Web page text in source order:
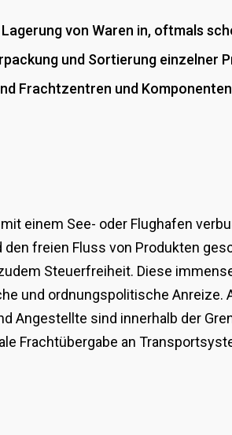
von Waren in, oftmals
und Sortierung einzelner
Frachtzentren und
einem See- oder Flughafen
freien Fluss von Produkten
Steuerfreiheit. Diese
und ordnungspolitische Anreize.
Angestellte sind innerhalb der
Frachtübergabe an